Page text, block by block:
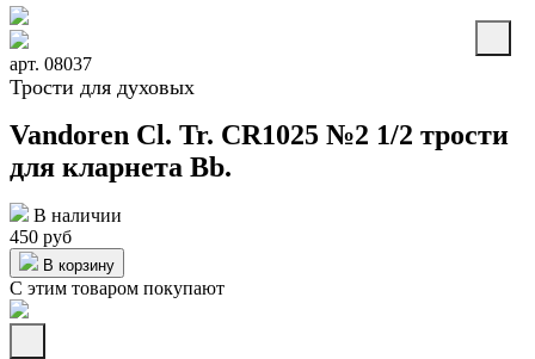
арт. 08037
Трости для духовых
Vandoren Cl. Tr. CR1025 №2 1/2 трости
для кларнета Bb.
В наличии
450 руб
В корзину
С этим товаром покупают